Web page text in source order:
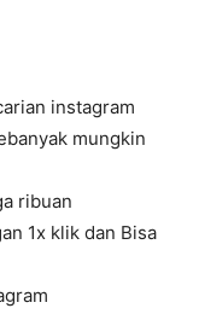
instagram
mungkin
ribuan
1x klik dan Bisa